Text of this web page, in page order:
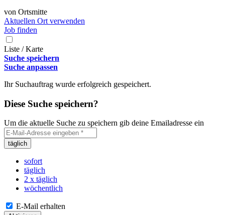
von Ortsmitte
Aktuellen Ort verwenden
Job finden
Liste / Karte
Suche speichern
Suche anpassen
Ihr Suchauftrag wurde erfolgreich gespeichert.
Diese Suche speichern?
Um die aktuelle Suche zu speichern gib deine Emailadresse ein
täglich
sofort
täglich
2 x täglich
wöchentlich
E-Mail erhalten